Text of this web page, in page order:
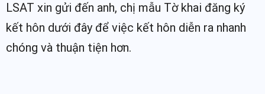
LSAT xin gửi đến anh, chị mẫu Tờ khai đăng ký
kết hôn dưới đây để việc kết hôn diễn ra nhanh
chóng và thuận tiện hơn.